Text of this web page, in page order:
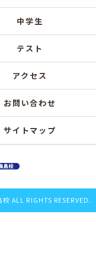
中学生
テスト
アクセス
お問い合わせ
サイトマップ
ALL RIGHTS RESERVED.